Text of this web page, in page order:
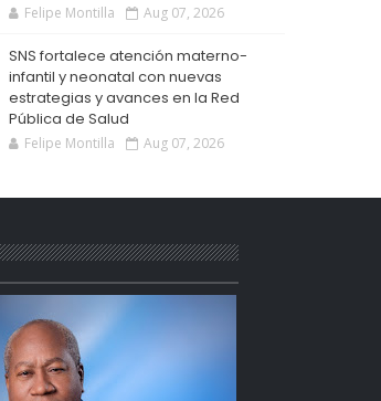
Felipe Montilla Aug 07, 2026
SNS fortalece atención materno-
infantil y neonatal con nuevas
estrategias y avances en la Red
Pública de Salud
Felipe Montilla Aug 07, 2026